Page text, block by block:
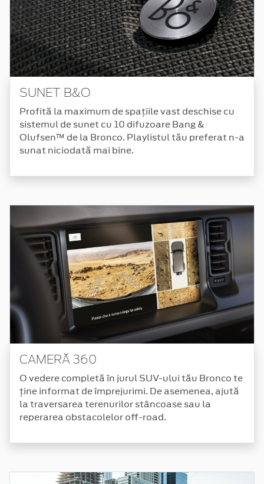
SUNET B&O
Profită la maximum de spațiile vast deschise cu
sistemul de sunet cu 10 difuzoare Bang &
Olufsen™ de la Bronco. Playlistul tău preferat n-a
sunat niciodată mai bine.
CAMERĂ 360
O vedere completă în jurul SUV-ului tău Bronco te
ține informat de împrejurimi. De asemenea, ajută
la traversarea terenurilor stâncoase sau la
reperarea obstacolelor off-road.